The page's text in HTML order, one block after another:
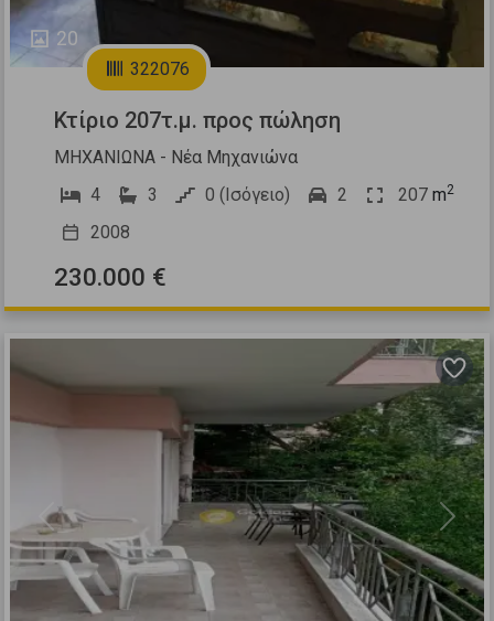
20
322076
Κτίριο 207τ.μ. προς πώληση
ΜΗΧΑΝΙΩΝΑ - Νέα Μηχανιώνα
4
3 0 (Ισόγειο) 2 207 m2
2008
230.000 €
Previous Next